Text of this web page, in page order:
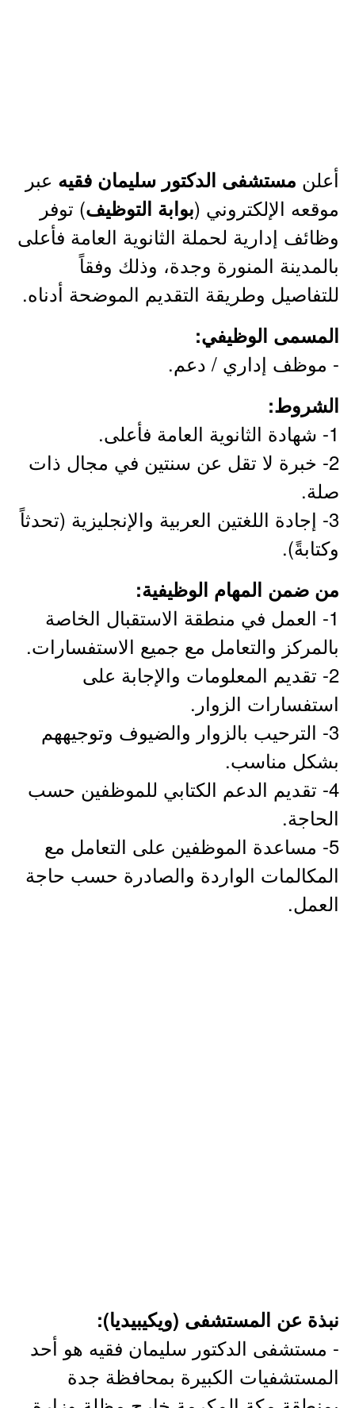
أعلن مستشفى الدكتور سليمان فقيه عبر
موقعه الإلكتروني (بوابة التوظيف) توفر
وظائف إدارية لحملة الثانوية العامة فأعلى
بالمدينة المنورة وجدة، وذلك وفقاً
للتفاصيل وطريقة التقديم الموضحة أدناه.
المسمى الوظيفي:
- موظف إداري / دعم.
الشروط:
1- شهادة الثانوية العامة فأعلى.
2- خبرة لا تقل عن سنتين في مجال ذات
صلة.
3- إجادة اللغتين العربية والإنجليزية (تحدثاً
وكتابةً).
من ضمن المهام الوظيفية:
1- العمل في منطقة الاستقبال الخاصة
بالمركز والتعامل مع جميع الاستفسارات.
2- تقديم المعلومات والإجابة على
استفسارات الزوار.
3- الترحيب بالزوار والضيوف وتوجيههم
بشكل مناسب.
4- تقديم الدعم الكتابي للموظفين حسب
الحاجة.
5- مساعدة الموظفين على التعامل مع
المكالمات الواردة والصادرة حسب حاجة
العمل.
نبذة عن المستشفى (ويكيبيديا):
- مستشفى الدكتور سليمان فقيه هو أحد
المستشفيات الكبيرة بمحافظة جدة